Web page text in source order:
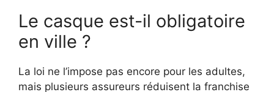
Le casque est-il obligatoire
en ville ?
La loi ne l’impose pas encore pour les adultes,
mais plusieurs assureurs réduisent la franchise